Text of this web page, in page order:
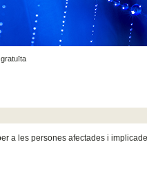
a les persones afectades i